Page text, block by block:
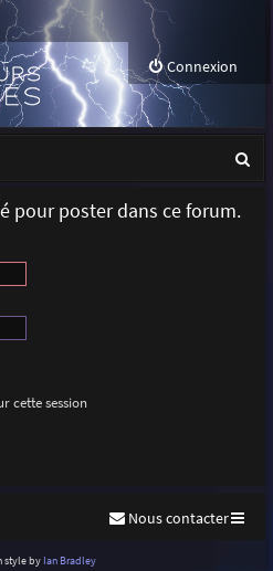
Connexion
pour poster dans ce forum.
cette session
Nous contacter
style by Ian Bradley